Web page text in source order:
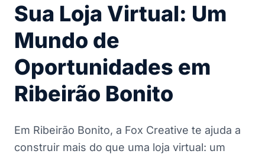
Sua Loja Virtual: Um
Mundo de
Oportunidades em
Ribeirão Bonito
Em Ribeirão Bonito, a Fox Creative te ajuda a
construir mais do que uma loja virtual: um